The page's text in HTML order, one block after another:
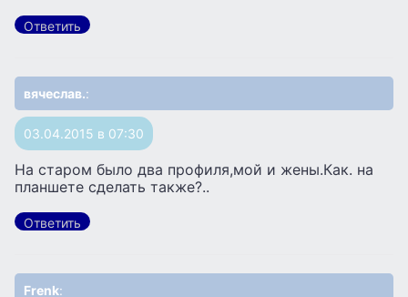
Ответить
вячеслав.:
03.04.2015 в 07:30
На старом было два профиля,мой и жены.Как. на
планшете сделать также?..
Ответить
Frenk: